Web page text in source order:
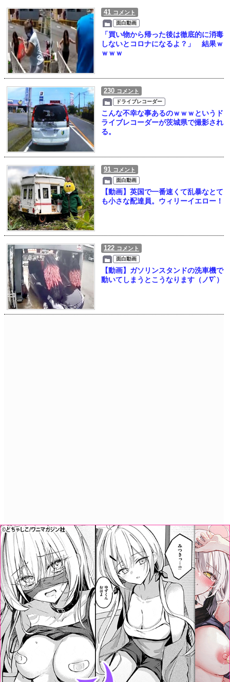
41 コメント
面白動画
「買い物から帰った後は徹底的に消毒
しないとコロナになるよ？」 結果ｗ
ｗｗｗ
230 コメント
ドライブレコーダー
こんな不幸な事あるのｗｗｗというド
ライブレコーダーが茨城県で撮影され
る。
91 コメント
面白動画
【動画】英国で一番速くて乱暴なとて
も小さな配達員。ウィリーイエロー！
122 コメント
面白動画
【動画】ガソリンスタンドの洗車機で
動いてしまうとこうなります（ノ∇`）